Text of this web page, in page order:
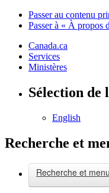
Passer au contenu
Passer à « À propos
Canada.ca
Services
Ministères
Sélection de
English
Recherche et
Recherche et